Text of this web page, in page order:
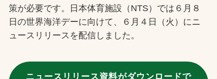
プライバシーポリシー
ソーシャルメディアポリシー
策が必要です。日本体育施設（NTS）では６月８
日の世界海洋デーに向けて、６月４日（火）にニ
ュースリリースを配信しました。
ニュースリリース資料がダウンロードで